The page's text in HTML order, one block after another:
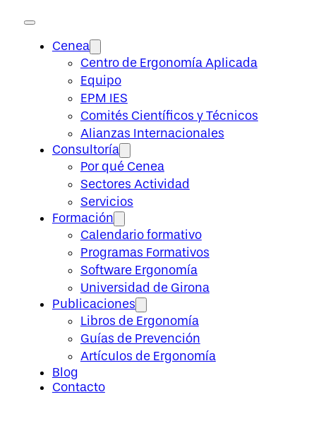
Cenea
Centro de Ergonomía Aplicada
Equipo
EPM IES
Comités Científicos y Técnicos
Alianzas Internacionales
Consultoría
Por qué Cenea
Sectores Actividad
Servicios
Formación
Calendario formativo
Programas Formativos
Software Ergonomía
Universidad de Girona
Publicaciones
Libros de Ergonomía
Guías de Prevención
Artículos de Ergonomía
Blog
Contacto